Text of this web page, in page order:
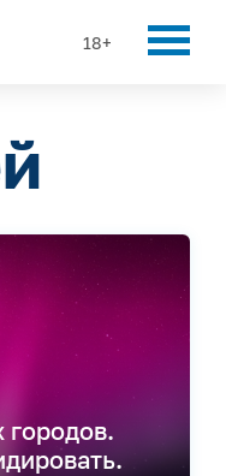
18+
городов.